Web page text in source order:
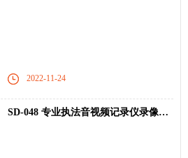
2022-11-24
SD-048 专业执法音视频记录仪录像录音拍照